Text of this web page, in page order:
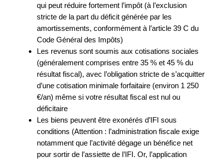
qui peut réduire fortement l’impôt (à l’exclusion
stricte de la part du déficit générée par les
amortissements, conformément à l’article 39 C du
Code Général des Impôts)
Les revenus sont soumis aux cotisations sociales
(généralement comprises entre 35 % et 45 % du
résultat fiscal), avec l’obligation stricte de s’acquitter
d’une cotisation minimale forfaitaire (environ 1 250
€/an) même si votre résultat fiscal est nul ou
déficitaire
Les biens peuvent être exonérés d’IFI sous
conditions (Attention : l’administration fiscale exige
notamment que l’activité dégage un bénéfice net
pour sortir de l’assiette de l’IFI. Or, l’application